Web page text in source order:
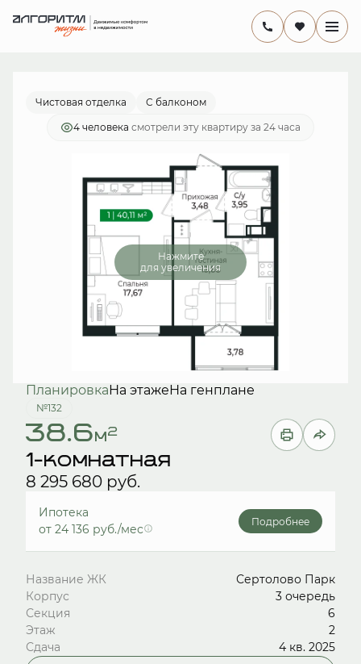
1-комнатная
8 295 680 руб.
от 24 136 руб./мес.
Чистовая отделка С балконом
4 человекa смотрели эту квартиру за 24 часа
Нажмите
для увеличения
ПланировкаНа этажеНа генплане
№132
38.6м2
1-комнатная
8 295 680 руб.
Ипотека
от 24 136 руб./мес
Подробнее
Название ЖК
Сертолово Парк
Корпус
3 очередь
Секция
6
Этаж
2
Сдача
4 кв. 2025